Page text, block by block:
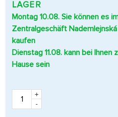
LAGER
Montag 10.08. Sie können es
Zentralgeschäft Nademlejnská
kaufen
Dienstag 11.08. kann bei Ihnen
Hause sein
+
-